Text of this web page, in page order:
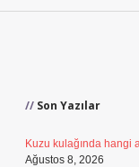
Son Yazılar
Kuzu kulağında hangi
Ağustos 8, 2026